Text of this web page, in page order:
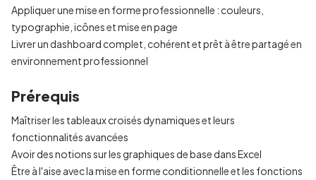
Appliquer une mise en forme professionnelle : couleurs,
typographie, icônes et mise en page
Livrer un dashboard complet, cohérent et prêt à être partagé en
environnement professionnel
Prérequis
Maîtriser les tableaux croisés dynamiques et leurs
fonctionnalités avancées
Avoir des notions sur les graphiques de base dans Excel
Être à l'aise avec la mise en forme conditionnelle et les fonctions